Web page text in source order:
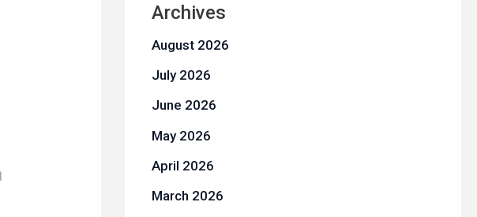
Archives
August 2026
July 2026
June 2026
May 2026
April 2026
March 2026